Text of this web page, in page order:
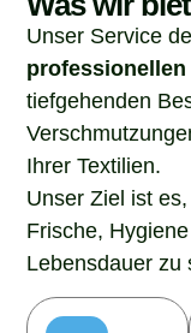
Unser Service
tiefgehenden
Ihrer Textilien.
Unser Ziel ist
Frische,
Lebensdauer zu